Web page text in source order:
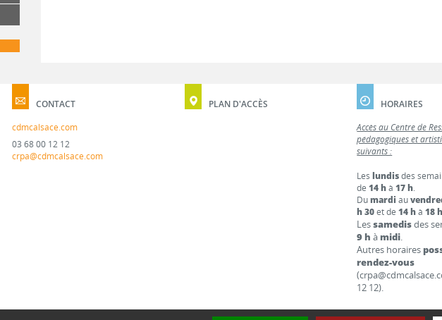
CONTACT
cdmcalsace.com
03 68 00 12 12
crpa@cdmcalsace.com
PLAN D'ACCÈS
HORAIRES
Accès au Centre de
pédagogiques et
suivants :
Leslundisdes
de14 hà17 h.
Dumardi au
h 30et de14 hà18 h
Lessamedisdes
9 h à midi.
Autres horaires
rendez-vous
12 12).